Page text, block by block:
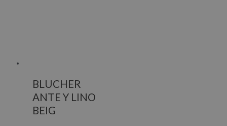
BLUCHER
ANTE Y LINO
BEIG